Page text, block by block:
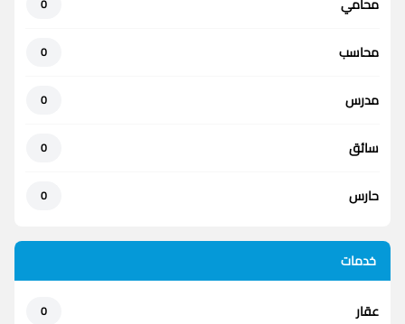
محاسب 0
مدرس 0
سائق 0
حارس 0
خدمات
عقار 0